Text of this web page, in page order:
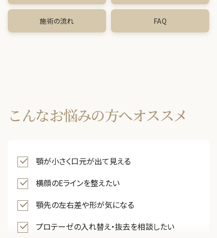
糸リフト
施術の流れ FAQ
こんなお悩みの方へオススメ
顎が小さく口元が出て見える
横顔のEラインを整えたい
顎先の左右差や形が気になる
プロテーゼの入れ替え・抜去を相談したい